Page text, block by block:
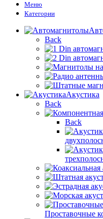
Меню
Категории
Back
Акустика
Back
Back
Проставочные